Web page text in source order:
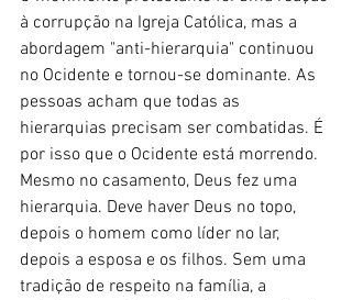
à corrupção na Igreja Católica, mas a
abordagem "anti-hierarquia" continuou
no Ocidente e tornou-se dominante. As
pessoas acham que todas as
hierarquias precisam ser combatidas. É
por isso que o Ocidente está morrendo.
Mesmo no casamento, Deus fez uma
hierarquia. Deve haver Deus no topo,
depois o homem como líder no lar,
depois a esposa e os filhos. Sem uma
tradição de respeito na família, a